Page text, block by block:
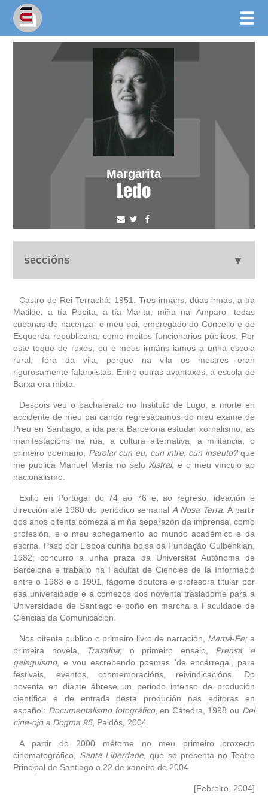
Margarita
Ledo
seccións
autobiografía
obra
fototeca
videoteca
outros docs
Castro de Rei-Terrachá: 1951. Tres irmáns, dúas irmás, a tía
Matilde, a tía Pepita, a tía Marita, miña nai Amparo -todas
cubanas de nacenza- e meu pai, empregado do Concello e de
Esquerda republicana, como moitos funcionarios públicos. Por
este toque de roxos, eu e meus irmáns iamos a unha escola
rural, fóra da vila, porque na vila os mestres eran
rigurosamente falanxistas. Entre outras avantaxes, a escola de
Barxa era mixta.
Despois veu o bachalerato no Instituto de Lugo, a morte en
accidente de meu pai cando regresábamos do meu exame de
Preu en Santiago, a ida para Barcelona estudar xornalismo, as
manifestacións na rúa, a cultura alternativa, a militancia, o
primeiro poemario, Parolar cun eu, cun intre, cun inseuto?que
me publica Manuel María no selo Xistral, e o meu vínculo ao
nacionalismo.
Exilio en Portugal do 74 ao 76 e, ao regreso, ideación e
dirección até 1980 do periódico semanal A Nosa Terra. A partir
dos anos oitenta comeza a miña separazón da imprensa, como
profesión, e o meu achegamento ao mundo académico e da
escrita. Paso por Lisboa cunha bolsa da Fundação Gulbenkian,
1982; concurro a unha praza da Universitat Autónoma de
Barcelona e traballo na Facultat de Ciencies de la Informació
entre o 1983 e o 1991, fágome doutora e profesora titular por
esa universidade e a comezos dos noventa trasládome para a
Universidade de Santiago e poño en marcha a Faculdade de
Ciencias da Comunicación.
Nos oitenta publico o primeiro livro de narración, Mamá-Fe;a
primeira novela,
Trasalba; o primeiro ensaio, Prensa e
galeguismo, e vou escrebendo poemas 'de encárrega', para
festivais, eventos, conmemoracións, reivindicacións. Do
noventa en diante ábrese un periodo intenso de produción
científica e de entrada desta produción nas editoras en
español: Documentalismo fotográfico, en Cátedra, 1998 ou Del
cine-ojo a Dogma 95, Paidós, 2004.
A partir do 2000 métome no meu primeiro proxecto
cinematográfico, Santa Liberdade, que se presenta no Teatro
Principal de Santiago o 22 de xaneiro de 2004.
[Febreiro, 2004]